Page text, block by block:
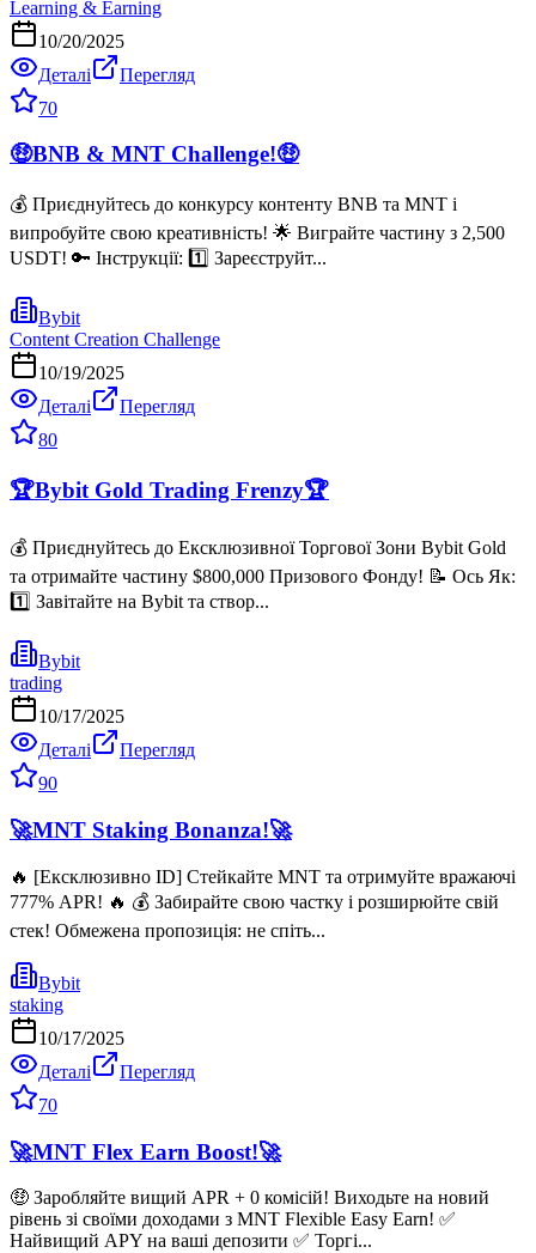
Learning & Earning
10/20/2025
Деталі
Перегляд
70
🤑BNB & MNT Challenge!🤑
💰 Приєднуйтесь до конкурсу контенту BNB та MNT і
випробуйте свою креативність! 🌟 Виграйте частину з 2,500
USDT! 🔑 Інструкції: 1️⃣ Зареєструйт...
Bybit
Content Creation Challenge
10/19/2025
Деталі
Перегляд
80
🏆Bybit Gold Trading Frenzy🏆
💰 Приєднуйтесь до Ексклюзивної Торгової Зони Bybit Gold
та отримайте частину $800,000 Призового Фонду! 📝 Ось Як:
1️⃣ Завітайте на Bybit та створ...
Bybit
trading
10/17/2025
Деталі
Перегляд
90
🚀MNT Staking Bonanza!🚀
🔥 [Ексклюзивно ID] Стейкайте MNT та отримуйте вражаючі
777% APR! 🔥 💰 Забирайте свою частку і розширюйте свій
стек! Обмежена пропозиція: не спіть...
Bybit
staking
10/17/2025
Деталі
Перегляд
70
🚀MNT Flex Earn Boost!🚀
🤑 Заробляйте вищий APR + 0 комісій! Виходьте на новий
рівень зі своїми доходами з MNT Flexible Easy Earn! ✅
Найвищий APY на ваші депозити ✅ Торгі...